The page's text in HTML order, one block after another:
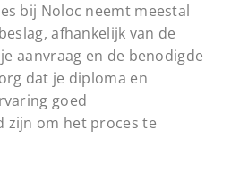
bij Noloc neemt meestal
afhankelijk van de
aanvraag en de benodigde
dat je diploma en
goed
zijn om het proces te